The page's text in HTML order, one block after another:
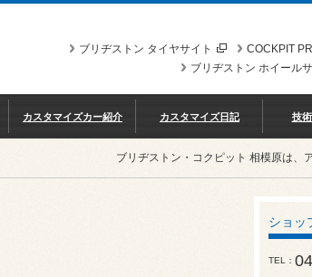
COCKPIT
ブリヂストン タイヤサイト
ブリヂストン ホイール
カスタマイズカー紹介 カスタマイズ日記 技
ブリヂストン・コクピット 相模原は、
ショッ
TEL